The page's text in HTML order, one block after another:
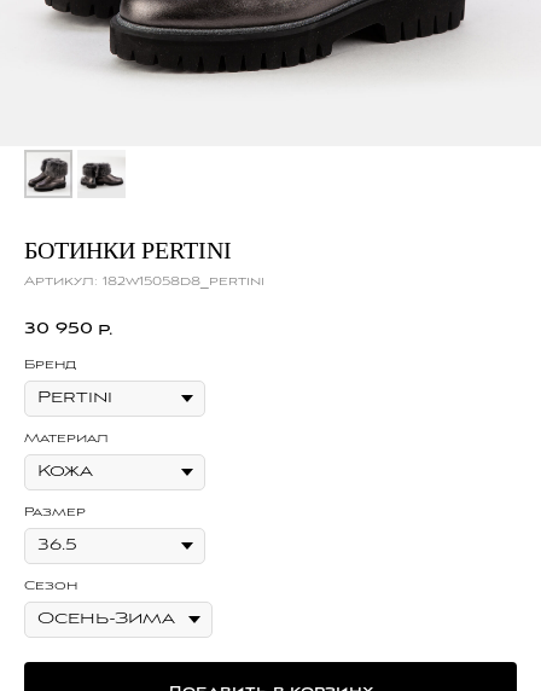
БОТИНКИ PERTINI
Артикул: 182w15058d8_pertini
30 950 р.
Бренд
Материал
Размер
Сезон